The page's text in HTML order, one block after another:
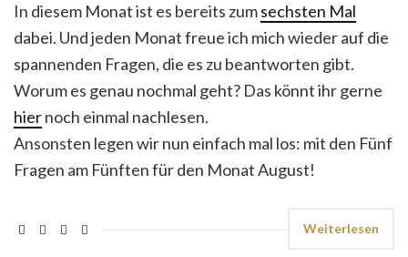
In diesem Monat ist es bereits zumsechsten Mal
dabei. Und jeden Monat freue ich mich wieder auf die
spannenden Fragen, die es zu beantworten gibt.
Worum es genau nochmal geht? Das könnt ihr gerne
hiernoch einmal nachlesen.
Ansonsten legen wir nun einfach mal los: mit den Fünf
Fragen am Fünften für den Monat August!
Weiterlesen